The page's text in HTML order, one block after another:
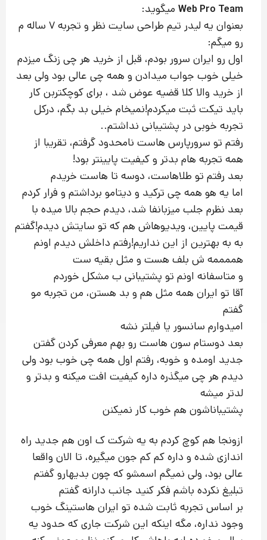
Web Pro Team میگوید:
بعنوان یه لیدر تیم طراحی سایت نظر و تجربه ۷ ساله م
رو میگم:
اول رو ایران سرور بودم، قبل از خرید هر چی زنگ میزدم
خیلی خوب جواب میدادن و همه چی عالی بود ولی بعد
از خرید والا کلا قضیه عوض شد ، برای کوچکتربن کار
باید تیکت ثبت میکردم!نمیخام خیلی بد بگم، درکل
تجربه خوبی در پشتیبانی نداشتم..
رفتم تو سرورپارس هاست نامحدود گرفتم، تقریبا از
همه تجربه هام بدتر و کیفیت پایینتر بود!
بعد رفتم تو طلاهاست، دوسه تا هاست خریدم
اما یه هو همه چی ترکید و دیتامو برداشتم و فرار کردم
بعد نظرم جلب میزبانفا شد، دیدم حجم بالا میده با
قیمت پایین، ویدیوهاش هم که تو سایتش دیدم!گفتم
به به بهترین از این نداریم!رفتم داخلش دیدم اونم
هممممه ش بلف هست و مثل بقیه ست
و متاسفانه اونم تو پشتیبانی ب مشکل خوردم
آقا تو ایران همه مثل هم و بد هستن، من تجربه مو
گفتم
امیدوارم سانسور یا فیلتر نشه
بعد دوستام سون هاست رو بهم معرفی کردن گفتن
جدید اومده و خوبه، رفتم اول همه چی خوب بود ولی
دیدم هر چی میگذره داره کیفیت افت میکنه و بدتر و
لدتر میشه
پشتیباناشون هم خوب کار نمیکنن
ازونجا هم کوچ کردم به یه شرکت ک اون هم جدید راه
اندازی شده و داره کم کم جون میگیره، تا الان واقعا
عالی بود، ولی نمیگم اسمشو که چون بدیهارو گفتم
تبلیغ نکرده باشم فکر کنید جانب دارانه گفتم
بر اساس تجربه ثابت شده تو ایران هاستینگ خوب
وجود نداره، مگه اینکه این شرکت جاری که حدود یه